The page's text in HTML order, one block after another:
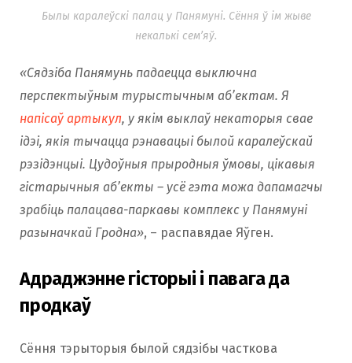
Былы каралеўскі палац у Панямуні. Сёння ў ім жыве
некалькі сем’яў.
«Сядзіба Панямунь падаецца выключна
перспектыўным турыстычным аб’ектам. Я
напісаў артыкул, у якім выклаў некаторыя свае
ідэі, якія тычацца рэнавацыі былой каралеўскай
рэзідэнцыі. Цудоўныя прыродныя ўмовы, цікавыя
гістарычныя аб’екты – усё гэта можа дапамагчы
зрабіць палацава-паркавы комплекс у Панямуні
разыначкай Гродна», – распавядае Яўген.
Адраджэнне гісторыі і павага да
продкаў
Сёння тэрыторыя былой сядзібы часткова